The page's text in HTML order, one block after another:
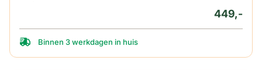
449,-
Binnen 3 werkdagen in huis